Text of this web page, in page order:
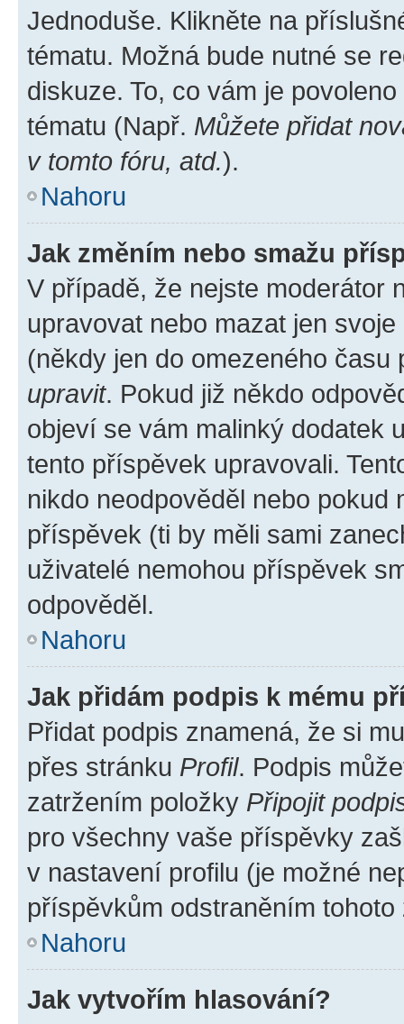
Jednoduše. Klikněte na
tématu. Možná bude nutné se
diskuze. To, co vám je
tématu (Např. Můžete přidat
v tomto fóru, atd.).
Nahoru
Jak změním nebo smažu
V případě, že nejste moderátor
upravovat nebo mazat jen
(někdy jen do omezeného
upravit. Pokud již někdo
objeví se vám malinký dodatek
tento příspěvek upravovali.
nikdo neodpověděl nebo pokud
příspěvek (ti by měli sami
uživatelé nemohou příspěvek
odpověděl.
Nahoru
Jak přidám podpis k mému
Přidat podpis znamená, že si
přes stránku Profil. Podpis
zatržením položky Připojit
pro všechny vaše příspěvky
v nastavení profilu (je možné
příspěvkům odstraněním
Nahoru
Jak vytvořím hlasování?